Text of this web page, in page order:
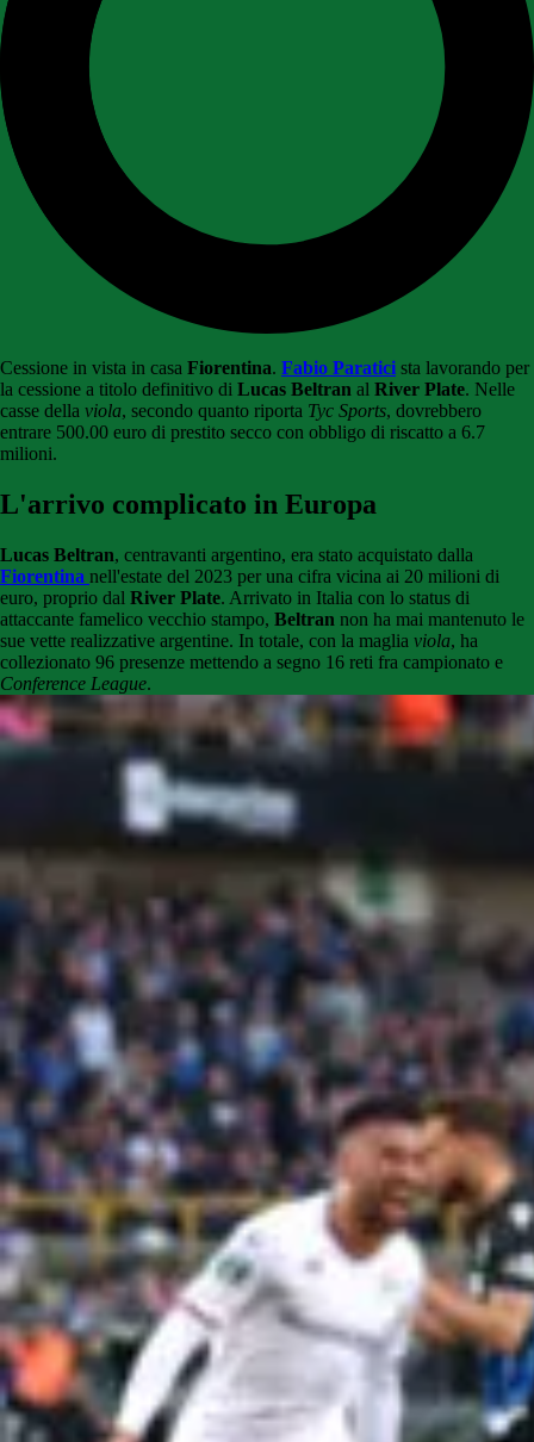
Cessione in vista in casa Fiorentina. Fabio Paratici sta lavorando per
la cessione a titolo definitivo di Lucas Beltran al River Plate. Nelle
casse della viola, secondo quanto riporta Tyc Sports, dovrebbero
entrare 500.00 euro di prestito secco con obbligo di riscatto a 6.7
milioni.
L'arrivo complicato in Europa
Lucas Beltran, centravanti argentino, era stato acquistato dalla
Fiorentina nell'estate del 2023 per una cifra vicina ai 20 milioni di
euro, proprio dal River Plate. Arrivato in Italia con lo status di
attaccante famelico vecchio stampo, Beltran non ha mai mantenuto le
sue vette realizzative argentine. In totale, con la maglia viola, ha
collezionato 96 presenze mettendo a segno 16 reti fra campionato e
Conference League.